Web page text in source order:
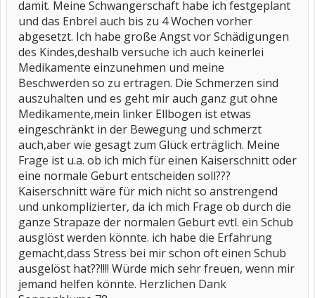
damit. Meine Schwangerschaft habe ich festgeplant
und das Enbrel auch bis zu 4 Wochen vorher
abgesetzt. Ich habe große Angst vor Schädigungen
des Kindes,deshalb versuche ich auch keinerlei
Medikamente einzunehmen und meine
Beschwerden so zu ertragen. Die Schmerzen sind
auszuhalten und es geht mir auch ganz gut ohne
Medikamente,mein linker Ellbogen ist etwas
eingeschränkt in der Bewegung und schmerzt
auch,aber wie gesagt zum Glück erträglich. Meine
Frage ist u.a. ob ich mich für einen Kaiserschnitt oder
eine normale Geburt entscheiden soll???
Kaiserschnitt wäre für mich nicht so anstrengend
und unkomplizierter, da ich mich Frage ob durch die
ganze Strapaze der normalen Geburt evtl. ein Schub
ausglöst werden könnte. ich habe die Erfahrung
gemacht,dass Stress bei mir schon oft einen Schub
ausgelöst hat??!!!! Würde mich sehr freuen, wenn mir
jemand helfen könnte. Herzlichen Dank